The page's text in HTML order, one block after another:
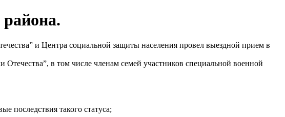
и Центра социальной защиты населения провел выездной прием в
в том числе членам семей участников специальной военной
последствия такого статуса;